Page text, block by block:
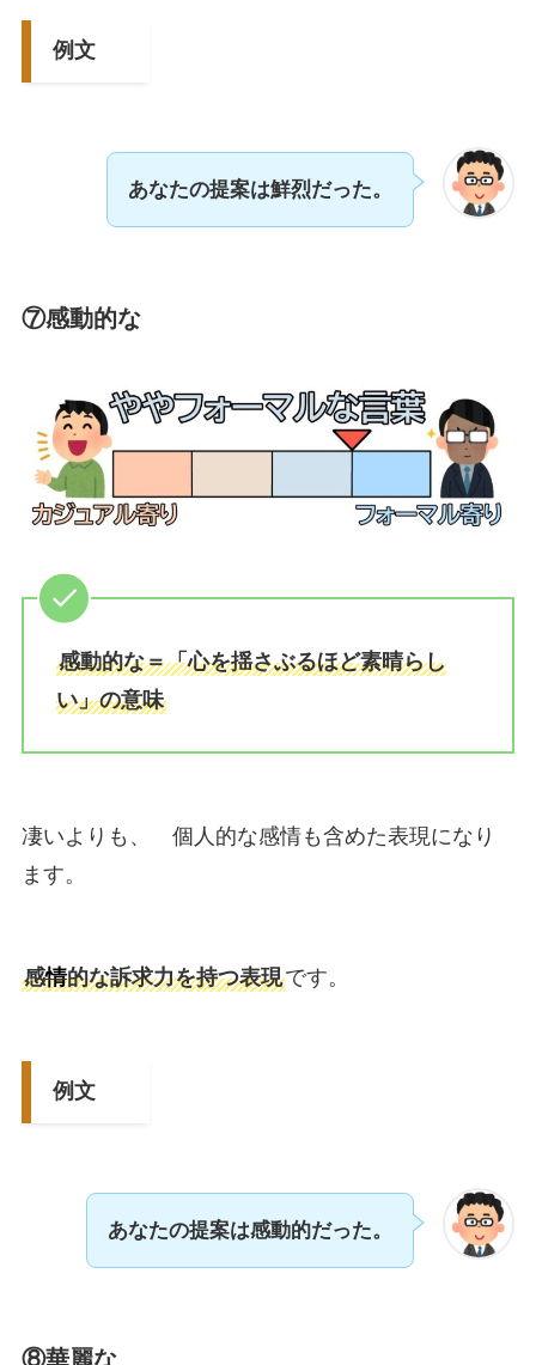
例文
あなたの提案は鮮烈だった。
⑦感動的な
感動的な＝「心を揺さぶるほど素晴らし
い」の意味
凄いよりも、 個人的な感情も含めた表現になり
ます。
感情的な訴求力を持つ表現です。
例文
あなたの提案は感動的だった。
⑧華麗な